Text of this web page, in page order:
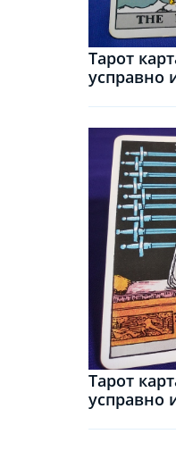
Тарот
усправно
Тарот
усправно